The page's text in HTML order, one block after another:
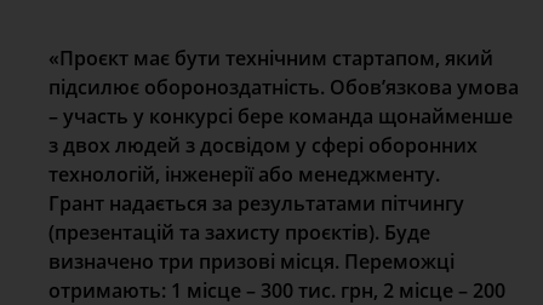
«Проєкт має бути технічним стартапом, який
підсилює обороноздатність. Обов’язкова умова
– участь у конкурсі бере команда щонайменше
з двох людей з досвідом у сфері оборонних
технологій, інженерії або менеджменту.
Грант надається за результатами пітчингу
(презентацій та захисту проєктів). Буде
визначено три призові місця. Переможці
отримають: 1 місце – 300 тис. грн, 2 місце – 200